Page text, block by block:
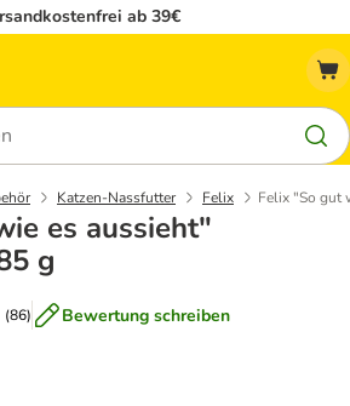
ab 39€
Katzen-Nassfutter Felix Felix "So gut
es aussieht"
g
(86) Bewertung schreiben